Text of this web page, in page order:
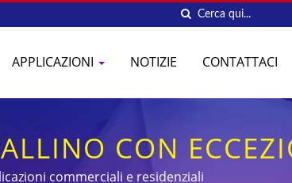
APPLICAZIONI NOTIZIE CONTATTACI
CON
commerciali e residenziali